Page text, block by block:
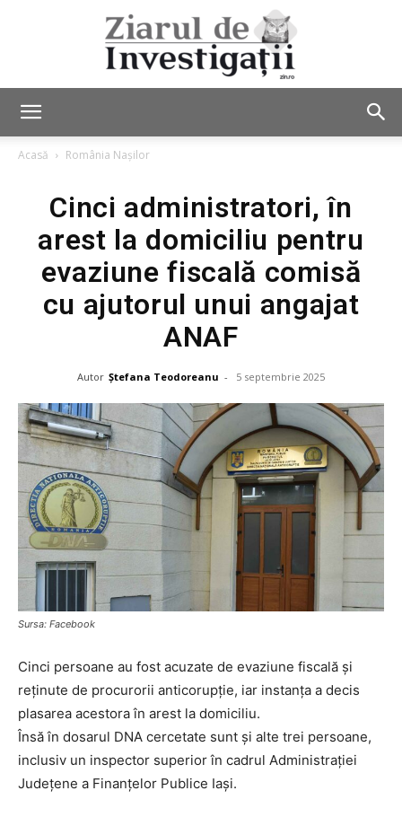
de
Acasă România Nașilor
Cinci administratori, în
arest la domiciliu pentru
evaziune fiscală comisă
cu ajutorul unui angajat
ANAF
Autor Ștefana Teodoreanu - 5 septembrie 2025
Sursa: Facebook
Cinci persoane au fost acuzate de evaziune fiscală și
reținute de procurorii anticorupție, iar instanța a decis
plasarea acestora în arest la domiciliu.
Însă în dosarul DNA cercetate sunt și alte trei persoane,
inclusiv un inspector superior în cadrul Administrației
Județene a Finanțelor Publice Iași.